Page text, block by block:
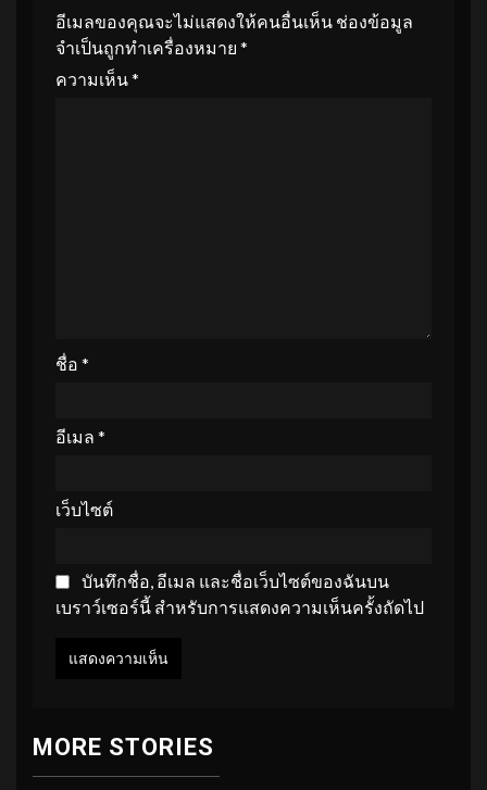
อีเมลของคุณจะไม่แสดงให้คนอื่นเห็น ช่องข้อมูล
จำเป็นถูกทำเครื่องหมาย *
ความเห็น*
ชื่อ *
อีเมล *
เว็บไซต์
บันทึกชื่อ, อีเมล และชื่อเว็บไซต์ของฉันบน
เบราว์เซอร์นี้ สำหรับการแสดงความเห็นครั้งถัดไป
MORE STORIES